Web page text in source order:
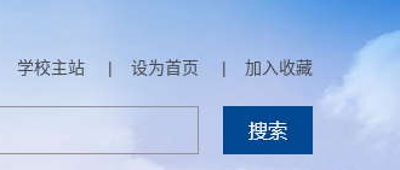
学校主站 | 设为首页 | 加入收藏